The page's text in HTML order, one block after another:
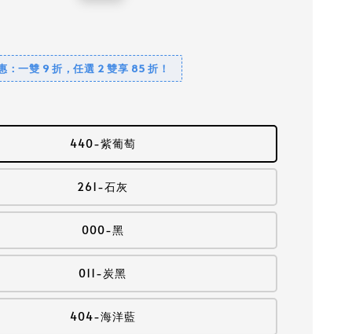
：一雙 9 折，任選 2 雙享 85 折！
440-紫葡萄
261-石灰
000-黑
011-炭黑
404-海洋藍